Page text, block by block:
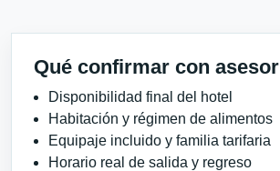
Qué confirmar con asesor
Disponibilidad final del hotel
Habitación y régimen de alimentos
Equipaje incluido y familia tarifaria
Horario real de salida y regreso